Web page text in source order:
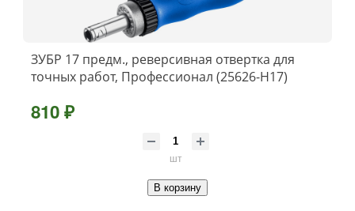
ЗУБР 17 предм., реверсивная отвертка для
точных работ, Профессионал (25626-H17)
810 ₽
шт
В корзину